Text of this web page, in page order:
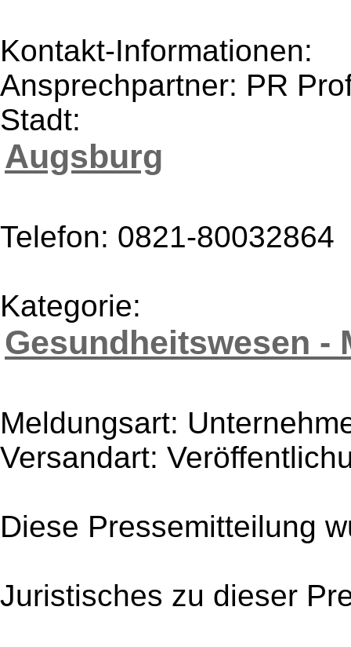
Kontakt-Informationen:
Ansprechpartner: PR
Stadt:
Augsburg
Telefon: 0821-80032864
Kategorie:
Gesundheitswesen -
Meldungsart:
Versandart:
Diese Pressemitteilung
Juristisches zu dieser